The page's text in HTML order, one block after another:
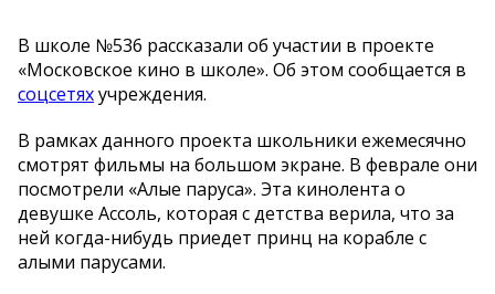
В школе №536 рассказали об участии в проекте
«Московское кино в школе». Об этом сообщается в
соцсетяхучреждения.
В рамках данного проекта школьники ежемесячно
смотрят фильмы на большом экране. В феврале они
посмотрели «Алые паруса». Эта кинолента о
девушке Ассоль, которая с детства верила, что за
ней когда-нибудь приедет принц на корабле с
алыми парусами.